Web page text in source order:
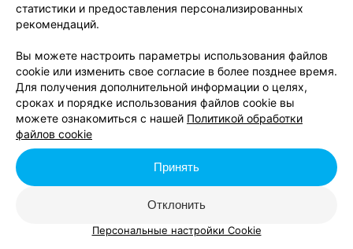
статистики и предоставления персонализированных
рекомендаций.
Вы можете настроить параметры использования файлов
cookie или изменить свое согласие в более позднее время.
Для получения дополнительной информации о целях,
сроках и порядке использования файлов cookie вы
можете ознакомиться с нашей Политикой обработки
файлов cookie
Отклонить
Принять
Персональные настройки Cookie